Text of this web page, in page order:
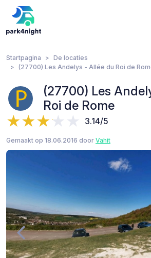
Startpagina
De locaties
(27700) Les Andelys - Allée du Roi de
(27700) Les
Roi de Rome
3.14/5
Gemaakt op 18.06.2016 door Vahit